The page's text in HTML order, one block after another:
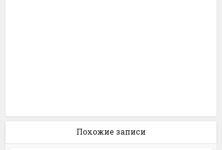
Похожие записи